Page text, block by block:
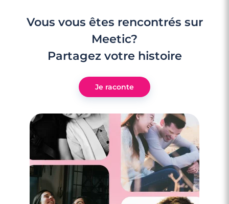
3 minutes
Rencontre à Bazas
Vous vous êtes rencontrés sur
Meetic?
Partagez votre histoire
Je raconte